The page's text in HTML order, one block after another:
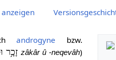
androgyne bzw.
זָכָ֥ר zâkâr û -neqevâh)